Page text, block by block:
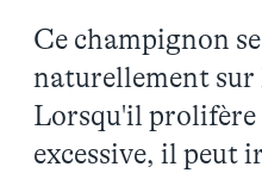
Ce champignon
naturellement sur
Lorsqu'il prolifère
excessive, il peut